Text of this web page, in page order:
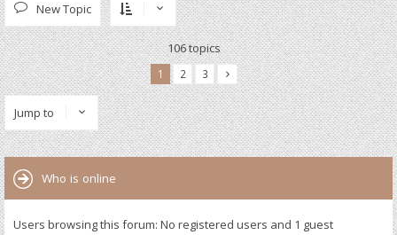
New Topic
106 topics
1 2 3
Jump to
Who is online
Users browsing this forum: No registered users and 1 guest